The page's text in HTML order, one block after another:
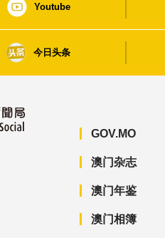
Youtube
今日头条
GOV.MO
澳门杂志
澳门年鉴
澳门相簿